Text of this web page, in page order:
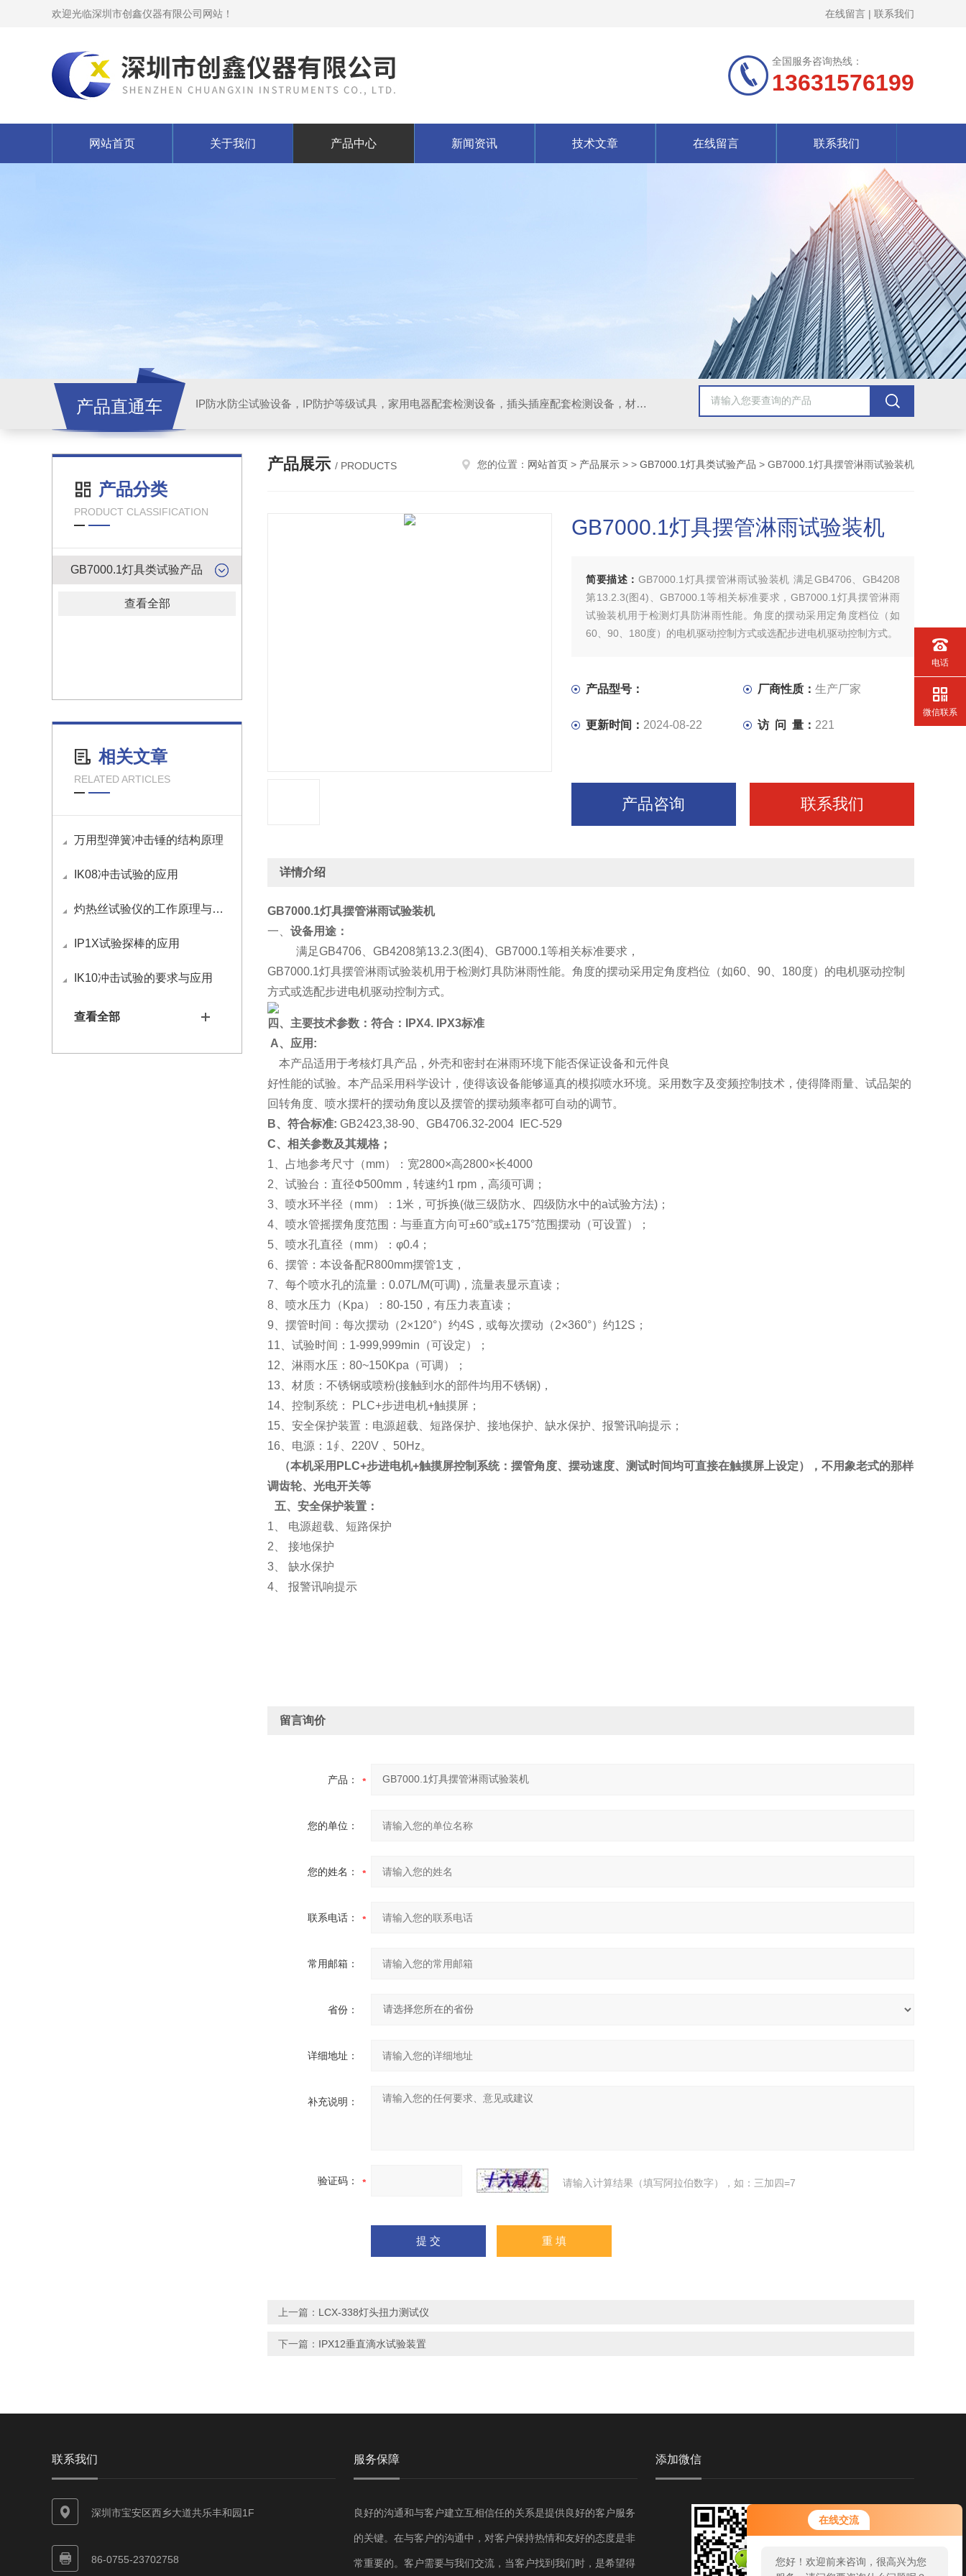
在线交流
您好！欢迎前来咨询，很高兴为您
服务，请问您要咨询什么问题呢？
您好，看您停留很久了，是否找到
欢迎光临深圳市创鑫仪器有限公司网站！ 在线留言 | 联系我们
全国服务咨询热线：
13631576199
网站首页 关于我们 产品中心 新闻资讯 技术文章 在线留言 联系我们
产品直通车 IP防水防尘试验设备，IP防护等级试具，家用电器配套检测设备，插头插座配套检测设备，材料阻燃试验设备，碰撞试验装置，GB4943.1配套检测产品，GB9706.1医用电气配套试验设备
产品分类
PRODUCT CLASSIFICATION
GB7000.1灯具类试验产品
查看全部
相关文章
RELATED ARTICLES
万用型弹簧冲击锤的结构原理
IK08冲击试验的应用
​灼热丝试验仪的工作原理与操作方法
IP1X试验探棒的应用
IK10冲击试验的要求与应用
查看全部
产品展示 / PRODUCTS 您的位置： 网站首页 > 产品展示 > > GB7000.1灯具类试验产品 > GB7000.1灯具摆管淋雨试验装机
GB7000.1灯具摆管淋雨试验装机
简要描述：GB7000.1灯具摆管淋雨试验装机 满足GB4706、GB4208
第13.2.3(图4)、GB7000.1等相关标准要求，GB7000.1灯具摆管淋雨
试验装机用于检测灯具防淋雨性能。角度的摆动采用定角度档位（如
60、90、180度）的电机驱动控制方式或选配步进电机驱动控制方式。
产品型号： 厂商性质： 生产厂家
更新时间： 2024-08-22 访 问 量： 221
产品咨询 联系我们
详情介绍
GB7000.1灯具摆管淋雨试验装机
一、 设备用途：
满足GB4706、GB4208第13.2.3(图4)、GB7000.1等相关标准要求，
GB7000.1灯具摆管淋雨试验装机用于检测灯具防淋雨性能。角度的摆动采用定角度档位（如60、90、180度）的电机驱动控制
方式或选配步进电机驱动控制方式。
四、主要技术参数：符合： IPX4. IPX3标准
A、应用 :
本产品适用于考核灯具产品，外壳和密封在淋雨环境下能否保证设备和元件良
好性能的试验。本产品采用科学设计，使得该设备能够逼真的模拟喷水环境。采用数字及变频控制技术，使得降雨量、试品架的
回转角度、喷水摆杆的摆动角度以及摆管的摆动频率都可自动的调节。
B、 符合标准: GB2423,38-90、GB4706.32-2004 IEC-529
C、相关参数及其规格；
1、占地参考尺寸（mm）：宽2800×高2800×长4000
2、试验台：直径Φ500mm ，转速约1 rpm，高须可调；
3、喷水环半径（mm）：1米，可拆换(做三级防水、四级防水中的a试验方法)；
4、喷水管摇摆角度范围：与垂直方向可±60°或±175°范围摆动（可设置）；
5、喷水孔直径（mm）：φ0.4；
6、摆管：本设备配R800mm摆管1支，
7、每个喷水孔的流量：0.07L/M(可调)，流量表显示直读；
8、喷水压力（Kpa）：80-150，有压力表直读；
9、摆管时间：每次摆动（2×120°）约4S ，或每次摆动（2×360°）约12S ；
11、试验时间：1-999,999min（可设定）；
12、淋雨水压：80~150Kpa（可调）；
13、材质：不锈钢或喷粉(接触到水的部件均用不锈钢)，
14、控制系统： PLC+步进电机+触摸屏；
15、安全保护装置：电源超载、短路保护、接地保护、缺水保护、报警讯响提示；
16、电源：1∮、220V 、50Hz。
（本机采用 PLC+步进电机+触摸屏控制系统：摆管角度、摆动速度、测试时间均可直接在触摸屏上设定），不用象老式的那样
调齿轮、光电开关等
五、安全保护装置：
1、 电源超载、短路保护
2、 接地保护
3、 缺水保护
4、 报警讯响提示
留言询价
产品：
您的单位：
您的姓名：
联系电话：
常用邮箱：
省份：
详细地址：
补充说明：
验证码： 请输入计算结果（填写阿拉伯数字），如：三加四=7
上一篇： LCX-338灯头扭力测试仪
下一篇： IPX12垂直滴水试验装置
联系我们
深圳市宝安区西乡大道共乐丰和园1F
86-0755-23702758
服务保障
良好的沟通和与客户建立互相信任的关系是提供良好的客户服务
的关键。在与客户的沟通中，对客户保持热情和友好的态度是非
常重要的。客户需要与我们交流，当客户找到我们时，是希望得
添加微信
电话
微信联系